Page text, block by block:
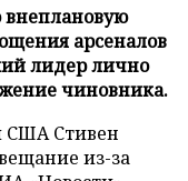
арсеналов
лидер лично
чиновника.
США Стивен
из-за